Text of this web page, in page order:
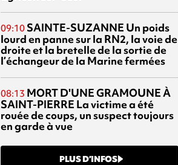
09:10 SAINTE-SUZANNE Un poids
lourd en panne sur la RN2, la voie de
droite et la bretelle de la sortie de
l’échangeur de la Marine fermées
08:13 MORT D'UNE GRAMOUNE À
SAINT-PIERRE La victime a été
rouée de coups, un suspect toujours
en garde à vue
PLUS D’INFOS